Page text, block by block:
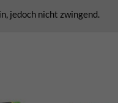
jedoch nicht zwingend.